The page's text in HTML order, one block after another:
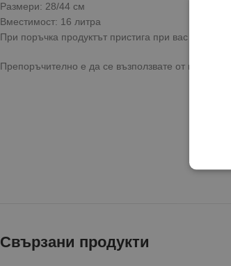
Размери: 28/44 см
Вместимост: 16 литра
При поръчка продуктът пристига при вас с
Препоръчително е да се възползвате от
Свързани продукти